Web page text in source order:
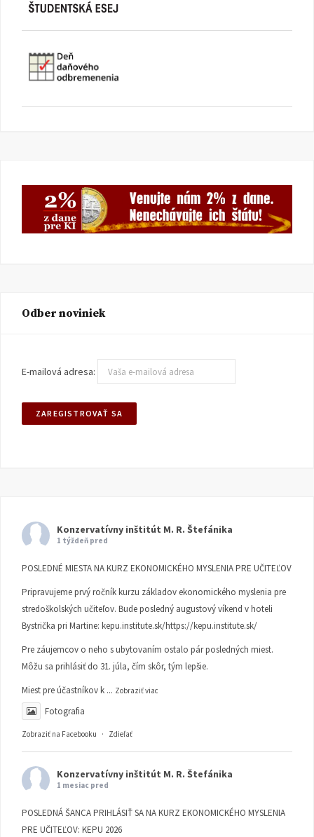
Odber noviniek
E-mailová adresa:
Konzervatívny inštitút M. R. Štefánika
1 týždeň pred
POSLEDNÉ MIESTA NA KURZ EKONOMICKÉHO MYSLENIA PRE UČITEĽOV
Pripravujeme prvý ročník kurzu základov ekonomického myslenia pre
stredoškolských učiteľov. Bude posledný augustový víkend v hoteli
Bystrička pri Martine: kepu.institute.sk/https://kepu.institute.sk/
Pre záujemcov o neho s ubytovaním ostalo pár posledných miest.
Môžu sa prihlásiť do 31. júla, čím skôr, tým lepšie.
Miest pre účastníkov k ... Zobraziť viac
Fotografia
Zobraziť na Facebooku · Zdieľať
Konzervatívny inštitút M. R. Štefánika
1 mesiac pred
POSLEDNÁ ŠANCA PRIHLÁSIŤ SA NA KURZ EKONOMICKÉHO MYSLENIA
PRE UČITEĽOV: KEPU 2026